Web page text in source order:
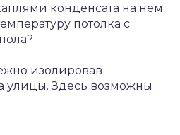
конденсата на нем.
потолка с
изолировав
улицы. Здесь возможны